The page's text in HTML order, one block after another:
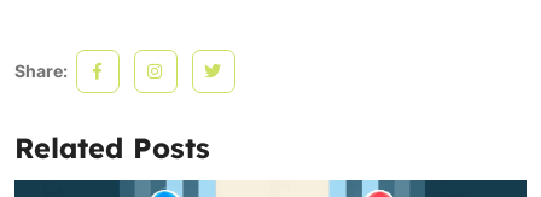
Share:
Related Posts